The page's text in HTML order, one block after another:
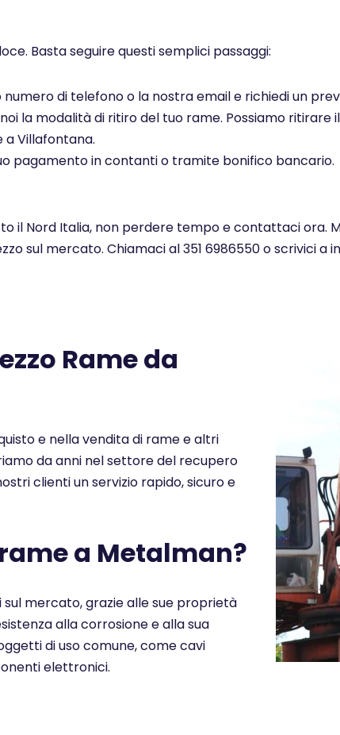
Basta seguire questi semplici passaggi:
di telefono o la nostra email e richiedi un
la modalità di ritiro del tuo rame. Possiamo ritirare
Villafontana.
pagamento in contanti o tramite bonifico bancario.
il Nord Italia, non perdere tempo e contattaci ora.
sul mercato. Chiamaci al 351 6986550 o scrivici
Rame da
e nella vendita di rame e altri
da anni nel settore del recupero
clienti un servizio rapido, sicuro e
a Metalman?
mercato, grazie alle sue proprietà
alla corrosione e alla sua
di uso comune, come cavi
elettronici.